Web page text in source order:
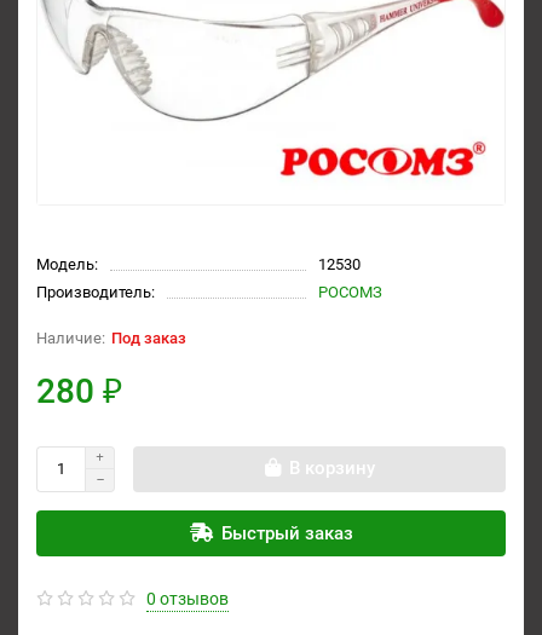
Модель:
12530
Производитель:
РОСОМЗ
Под заказ
280 ₽
В корзину
Быстрый заказ
0 отзывов